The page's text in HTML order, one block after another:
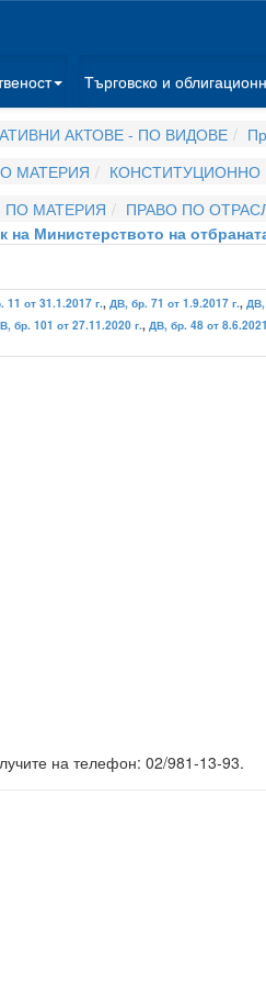
Търговско и
АКТОВЕ - ПО ВИДОВЕ
МАТЕРИЯ КОНСТИТУЦИОННО
ПО МАТЕРИЯ ПРАВО ПО
на Министерството на
11 от 31.1.2017 г., ДВ, бр. 71 от 1.9.2017 г., ДВ,
бр. 101 от 27.11.2020 г., ДВ, бр. 48 от
на телефон: 02/981-13-93.